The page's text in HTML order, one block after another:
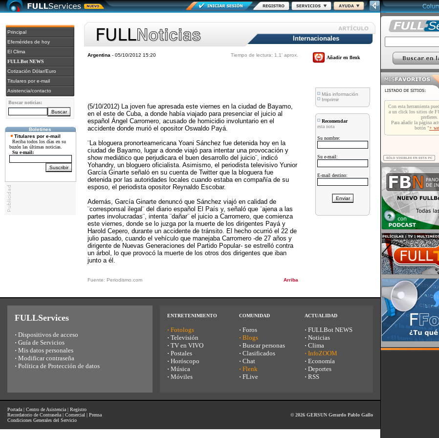
Principal
Efemérides de hoy
El Clima
FULLBot NEWS
Cotización Dólar/Euro
Titulares por e-mail
Asistencia/contacto
Buscar noticias:
Boletines
Titulares por e-mail
Reciba todos los días en su
buzón las últimas noticias.
Su e-mail:
Internacionales
Argentina - 05/10/2012 15:20 Tiempo de lectura: 1.1' aprox.
(5/10/2012) La joven fue apresada este viernes en la ciudad de Bayamo,
en el este de Cuba, a donde había viajado para presenciar el juicio al
español Ángel Carromero, acusado de homicidio involuntario en el
accidente donde murió el opositor Oswaldo Payá.
¨La bloguera pronorteamericana Yoani Sánchez fue detenida hoy en la
ciudad de Bayamo, lugar a donde viajó para intentar una provocación y
show mediático que perjudicara el buen desarrollo del juicio¨, indicó
Yohandry, un bloguero oficialista. Asimismo, el periodista televisivo Yunior
García Ginarte señaló en su cuenta de Twitter que la bloguera fue
detenida por las autoridades locales cuando estaba en compañía de su
esposo, el periodista opositor Reynaldo Escobar.
Además, García Ginarte denuncó que Sánchez viajó en calidad de
¨corresponsal ilegal¨ del diario español El País y, señaló que ¨ajena a las
partes involucradas¨, intenta ¨dañar¨ el juicio a Carromero, que comienza
este viernes, donde se lo juzga por la muerte de los dirigentes Payá y
Harold Cepero, durante un accidente de tránsito. El hecho ocurrió el 22 de
julio pasado, cuando el vehículo que manejaba Carromero -de 27 años y
dirigente de Nuevas Generaciones del Partido Popular- se estrelló contra
un árbol, lo que provocó la muerte de los otros dos dirigentes que iban
junto a él.
Fuente: Periodismo.com Arriba
Añadir en flenk
Más información
Imprimir
Recomendar
esta nota
Su nombre:
Su e-mail:
E-mail destino:
FULLServices
· Dispositivos de acceso
· Guía de Servicios
· Mis datos personales
· Modificar contraseña
· Política de Protección de datos
ENTRETENIMIENTO
· Fotologs
· Televisión
· TV en VIVO
· Postales
· Horóscopo
· Música
· Móviles
COMUNIDAD
· Foros
· Blogs
· Buscar personas
· Clasificados
· Chat
· Flenk
· FLive
ACTUALIDAD
· FULLBot NEWS
· Noticias
· Clima
· InfoZOOM
· Economía
· Deportes
· RSS
Portada | Centro de Asistencia | Registro
Recordatorio de Contraseña | Comercial | Prensa
Condiciones Generales del Servicio
© 2026 GERSUN Gerardo Pablo Gallo